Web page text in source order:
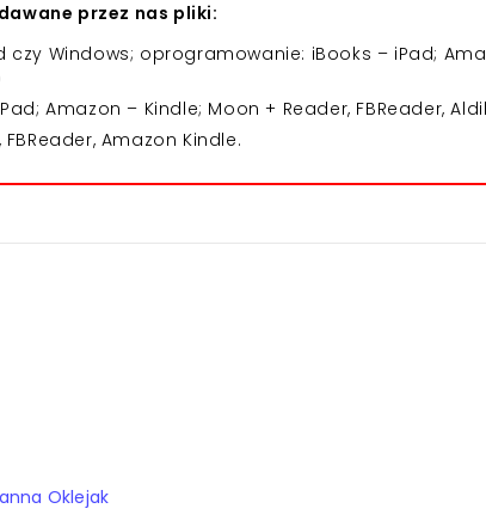
przez nas pliki:
Windows; oprogramowanie: iBooks – iPad;
Amazon – Kindle; Moon + Reader, FBReader,
Amazon Kindle.
Oklejak